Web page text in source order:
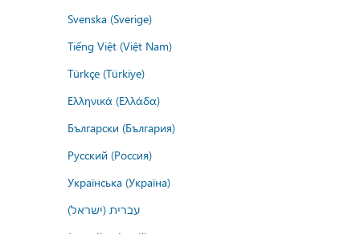
Svenska (Sverige)
Tiếng Việt (Việt Nam)
Türkçe (Türkiye)
Ελληνικά (Ελλάδα)
Български (България)
Русский (Россия)
Українська (Україна)
עברית (ישראל)